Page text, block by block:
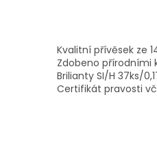
Kvalitní přívěsek ze
Zdobeno přírodními
Brilianty SI/H 37ks/
Certifikát pravosti